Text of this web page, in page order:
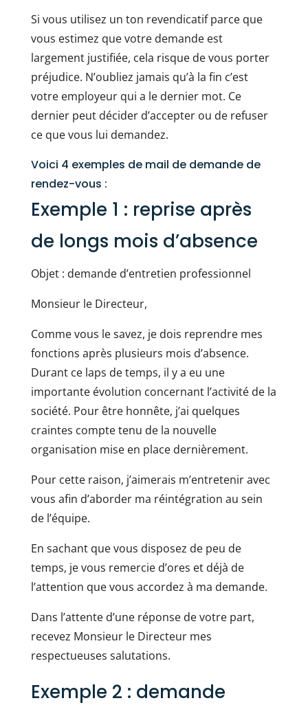
Si vous utilisez un ton revendicatif parce que
vous estimez que votre demande est
largement justifiée, cela risque de vous porter
préjudice. N’oubliez jamais qu’à la fin c’est
votre employeur qui a le dernier mot. Ce
dernier peut décider d’accepter ou de refuser
ce que vous lui demandez.
Voici 4 exemples de mail de demande de
rendez-vous :
Exemple 1 : reprise après
de longs mois d’absence
Objet : demande d’entretien professionnel
Monsieur le Directeur,
Comme vous le savez, je dois reprendre mes
fonctions après plusieurs mois d’absence.
Durant ce laps de temps, il y a eu une
importante évolution concernant l’activité de la
société. Pour être honnête, j’ai quelques
craintes compte tenu de la nouvelle
organisation mise en place dernièrement.
Pour cette raison, j’aimerais m’entretenir avec
vous afin d’aborder ma réintégration au sein
de l’équipe.
En sachant que vous disposez de peu de
temps, je vous remercie d’ores et déjà de
l’attention que vous accordez à ma demande.
Dans l’attente d’une réponse de votre part,
recevez Monsieur le Directeur mes
respectueuses salutations.
Exemple 2 : demande